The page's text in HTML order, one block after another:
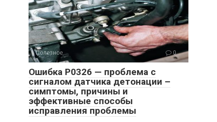
Полезное 0
Ошибка P0326 — проблема с
сигналом датчика детонации –
симптомы, причины и
эффективные способы
исправления проблемы